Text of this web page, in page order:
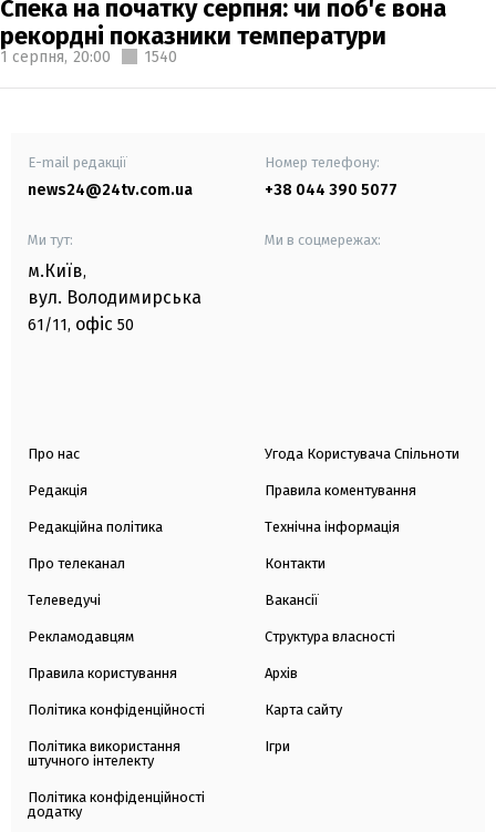
Спека на початку серпня: чи поб'є вона
рекордні показники температури
1 серпня, 20:00 1540
E-mail редакції
news24@24tv.com.ua
Номер телефону:
+38 044 390 5077
Ми тут:
м.Київ,
вул. Володимирська
61/11, офіс 50
Ми в соцмережах:
Про нас
Редакція
Редакційна політика
Про телеканал
Телеведучі
Рекламодавцям
Правила користування
Політика конфіденційності
Політика використання
штучного інтелекту
Політика конфіденційності
додатку
Угода Користувача Спільноти
Правила коментування
Технічна інформація
Контакти
Вакансії
Структура власності
Архів
Карта сайту
Ігри